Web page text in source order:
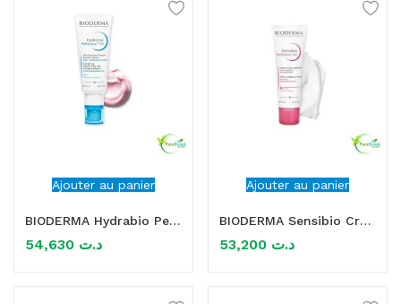
Ajouter au panier
BIODERMA Hydrabio Perfecteur Soin Hydratant SPF30 40ml
د.ت
Ajouter au panier
BIODERMA Sensibio Crème Riche 40ml
د.ت